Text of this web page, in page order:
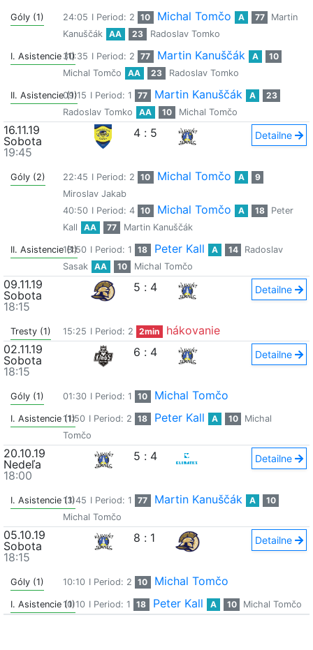
Góly (1) 24:05 I Period: 2 10 Michal Tomčo A 77
Martin
Kanuščák
AA 23 Radoslav Tomko
I. Asistencie (1)30:35 I Period: 2 77 Martin Kanuščák A
10
Michal Tomčo
AA 23 Radoslav Tomko
II. Asistencie (1)
09:15 I Period: 1 77 Martin Kanuščák A
23
Radoslav Tomko
AA 10 Michal Tomčo
16.11.19
Sobota
19:45
4 : 5 Detailne
Góly (2) 22:45 I Period: 2 10 Michal Tomčo A
9
Miroslav Jakab
40:50 I Period: 4 10 Michal Tomčo A 18
Peter
Kall
AA 77 Martin Kanuščák
II. Asistencie (1)
18:50 I Period: 1 18 Peter Kall A 14
Radoslav
Sasak
AA 10 Michal Tomčo
09.11.19
Sobota
18:15
5 : 4 Detailne
Tresty (1) 15:25 I Period: 2 2min
hákovanie
02.11.19
Sobota
18:15
6 : 4 Detailne
Góly (1) 01:30 I Period: 1 10 Michal Tomčo
I. Asistencie (1)
11:50 I Period: 2 18 Peter Kall A 10
Michal
Tomčo
20.10.19
Nedeľa
18:00
5 : 4 Detailne
I. Asistencie (1)13:45 I Period: 1 77 Martin Kanuščák A
10
Michal Tomčo
05.10.19
Sobota
18:15
8 : 1 Detailne
Góly (1) 10:10 I Period: 2 10 Michal Tomčo
I. Asistencie (1)10:10 I Period: 1 18 Peter Kall A 10 Michal Tomčo